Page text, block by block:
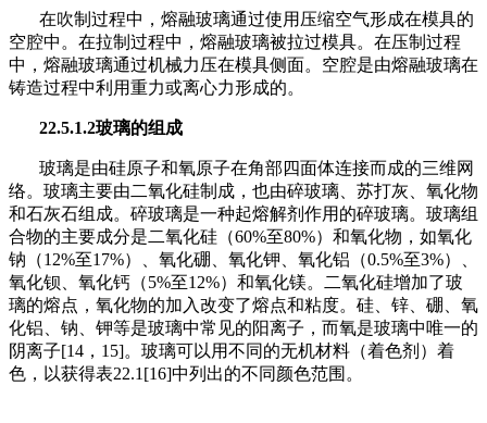
在吹制过程中，熔融玻璃通过使用压缩空气形成在模具的
空腔中。在拉制 过程中，熔融玻璃被拉过模具。在压制过程
中，熔融玻璃通过机械力压在模具侧面。空腔是由熔融玻璃在
铸造过程中利用重力或离心力形成的。
22.5.1.2玻璃的组成
玻璃是由硅原子和氧原子在角部四面体连接而成的三维网
络。玻璃主要由二氧化硅制成，也由碎玻璃、苏打灰、氧化物
和石灰石组成。碎玻璃是一种起熔解剂作用的碎玻璃。玻璃组
合物的主要成分是二氧化硅（60%至80%）和氧化物，如氧化
钠（12%至17%）、氧化硼、氧化钾、氧化铝（0.5%至3%）、
氧化钡、氧化钙（5%至12%）和氧化镁。二氧化硅增加了玻
璃的熔点，氧化物的加入改变了熔点和粘度。硅、锌、硼、氧
化铝、钠、钾等是玻璃中常见的阳离子，而氧是玻璃中唯一的
阴离子[14，15]。玻璃可以用不同的无机材料（着色剂）着
色，以获得表22.1[16]中列出的不同颜色范围。